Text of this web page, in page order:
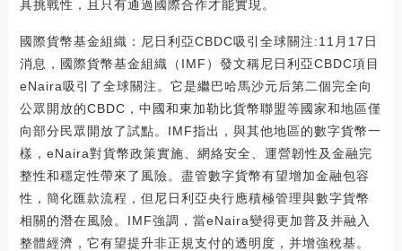
具挑戰性，且只有通過國際合作才能實現。
國際貨幣基金組織：尼日利亞CBDC吸引全球關注:11月17日
消息，國際貨幣基金組織（IMF）發文稱尼日利亞CBDC項目
eNaira吸引了全球關注。它是繼巴哈馬沙元后第二個完全向
公眾開放的CBDC，中國和東加勒比貨幣聯盟等國家和地區僅
向部分民眾開放了試點。IMF指出，與其他地區的數字貨幣一
樣，eNaira對貨幣政策實施、網絡安全、運營韌性及金融完
整性和穩定性帶來了風險。盡管數字貨幣有望增加金融包容
性，簡化匯款流程，但尼日利亞央行應積極管理與數字貨幣
相關的潛在風險。IMF強調，當eNaira變得更加普及并融入
整體經濟，它有望提升非正規支付的透明度，并增強稅基。